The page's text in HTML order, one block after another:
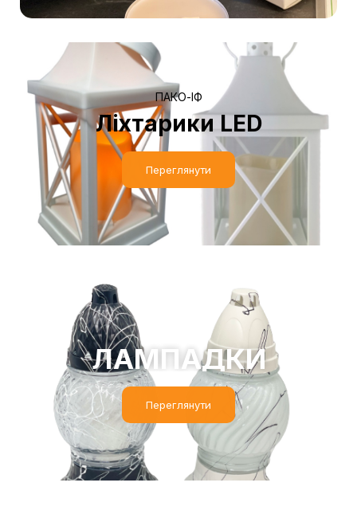
ПАКО-ІФ
Ліхтарики LED
Переглянути
ЛАМПАДКИ
Переглянути